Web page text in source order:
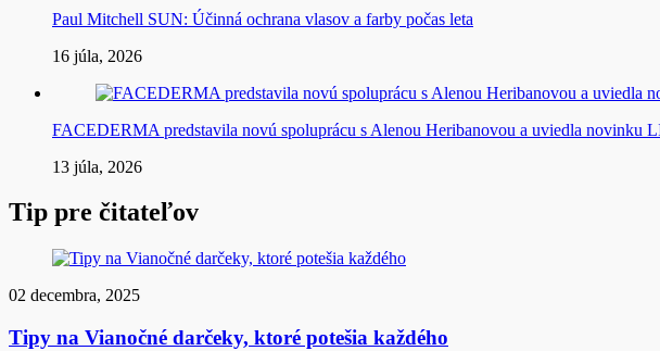
Paul Mitchell SUN: Účinná ochrana vlasov a farby počas leta
16 júla, 2026
FACEDERMA predstavila novú spoluprácu s Alenou Heribanovou a uviedla novinku
13 júla, 2026
Tip pre čitateľov
02 decembra, 2025
Tipy na Vianočné darčeky, ktoré potešia každého